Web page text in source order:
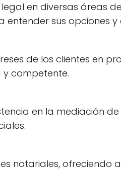
en diversas áreas
sus opciones y
de los clientes en
competente.
en la mediación
notariales, ofreciendo